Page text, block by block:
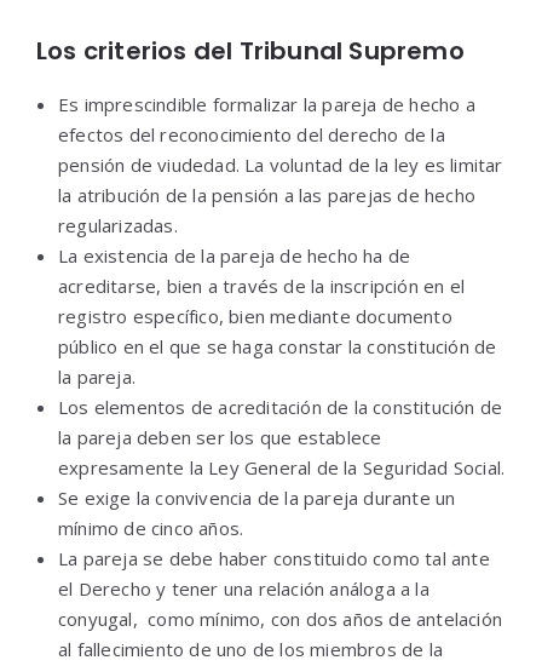
Los criterios del Tribunal Supremo
Es imprescindible formalizar la pareja de hecho a
efectos del reconocimiento del derecho de la
pensión de viudedad. La voluntad de la ley es limitar
la atribución de la pensión a las parejas de hecho
regularizadas.
La existencia de la pareja de hecho ha de
acreditarse, bien a través de la inscripción en el
registro específico, bien mediante documento
público en el que se haga constar la constitución de
la pareja.
Los elementos de acreditación de la constitución de
la pareja deben ser los que establece
expresamente la Ley General de la Seguridad Social.
Se exige la convivencia de la pareja durante un
mínimo de cinco años.
La pareja se debe haber constituido como tal ante
el Derecho y tener una relación análoga a la
conyugal, como mínimo, con dos años de antelación
al fallecimiento de uno de los miembros de la